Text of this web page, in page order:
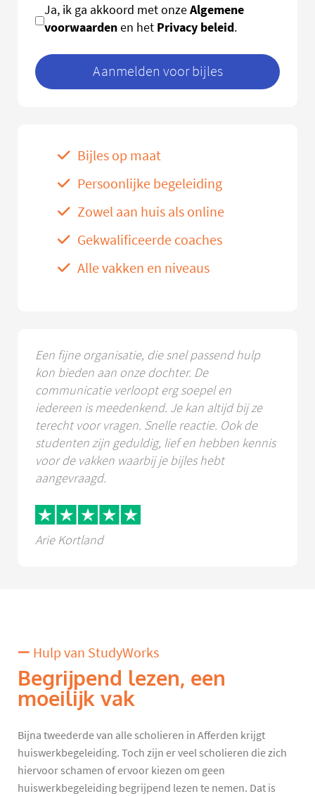
Ja, ik ga akkoord met onzeAlgemene
voorwaardenen het Privacy beleid.
Aanmelden voor bijles
Bijles op maat
Persoonlijke begeleiding
Zowel aan huis als online
Gekwalificeerde coaches
Alle vakken en niveaus
Een fijne organisatie, die snel passend hulp
kon bieden aan onze dochter. De
communicatie verloopt erg soepel en
iedereen is meedenkend. Je kan altijd bij ze
terecht voor vragen. Snelle reactie. Ook de
studenten zijn geduldig, lief en hebben kennis
voor de vakken waarbij je bijles hebt
aangevraagd.
Arie Kortland
Hulp van StudyWorks
Begrijpend lezen, een
moeilijk vak
Bijna tweederde van alle scholieren in Afferden krijgt
huiswerkbegeleiding. Toch zijn er veel scholieren die zich
hiervoor schamen of ervoor kiezen om geen
huiswerkbegeleiding begrijpend lezen te nemen. Dat is